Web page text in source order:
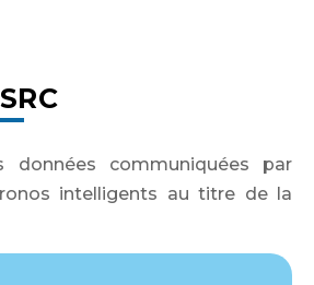
données communiquées par
intelligents au titre de la